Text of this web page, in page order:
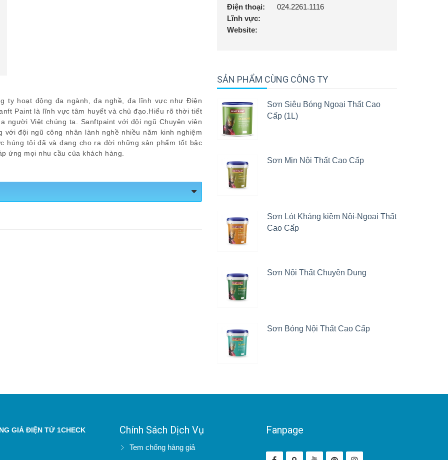
ty hoạt động đa ngành, đa nghề, đa lĩnh vực như Điện
Paint là lĩnh vực tâm huyết và chủ đạo.Hiểu rõ thời tiết
người Việt chúng ta. Sanftpaint với đội ngũ Chuyên viên
đội ngũ công nhân lành nghề nhiều năm kinh nghiệm
tôi đã và đang cho ra đời những sản phẩm tốt bậc
ứng mọi nhu cầu của khách hàng.
Điện thoại:
024.2261.1116
Lĩnh vực:
Website:
SẢN PHẨM CÙNG CÔNG TY
Sơn Siêu Bóng Ngoại Thất Cao
Cấp (1L)
Sơn Mịn Nội Thất Cao Cấp
Sơn Lót Kháng kiềm Nội-Ngoại Thất
Cao Cấp
Sơn Nội Thất Chuyên Dụng
Sơn Bóng Nội Thất Cao Cấp
GIẢ ĐIỆN TỬ 1CHECK Chính Sách Dịch Vụ
Tem chống hàng giả
Fanpage